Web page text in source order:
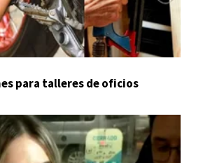
para talleres de oficios